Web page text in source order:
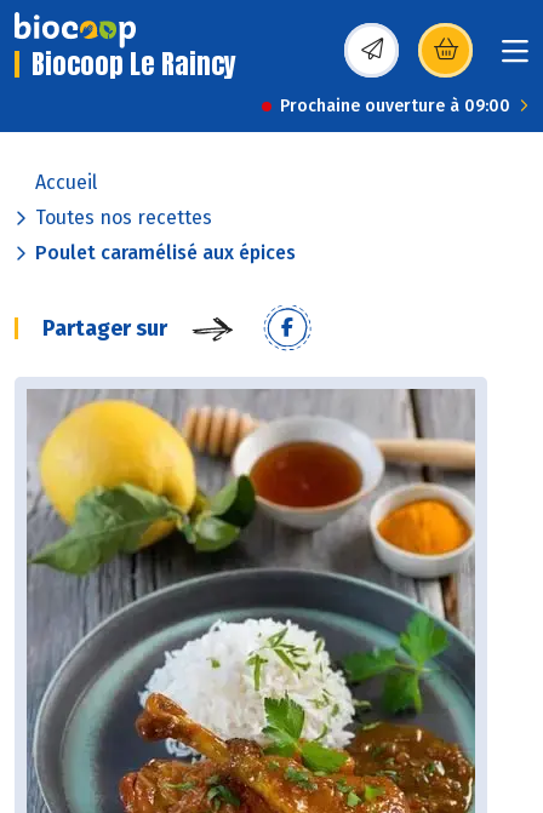
Biocoop Le Raincy (s’ouvre dans une
Prochaine ouverture à 09:00
Accueil
Toutes nos recettes
Poulet caramélisé aux épices
Partager sur